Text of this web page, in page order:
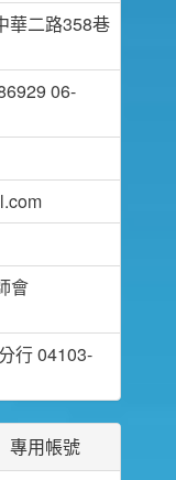
華二路358巷
06-
會
行 04103-
專用帳號